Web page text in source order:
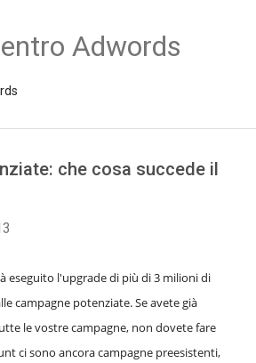
Adwords
che cosa succede il
eseguito l'upgrade di più di 3 milioni di
campagne potenziate. Se avete già
le vostre campagne, non dovete fare
ci sono ancora campagne preesistenti,